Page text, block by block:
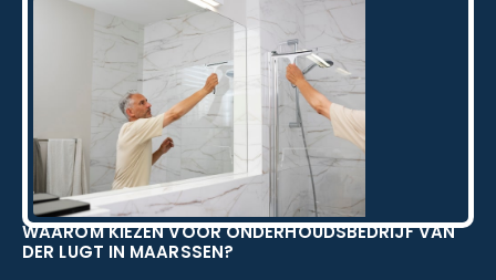
WAAROM KIEZEN VOOR ONDERHOUDSBEDRIJF VAN
DER LUGT IN MAARSSEN?